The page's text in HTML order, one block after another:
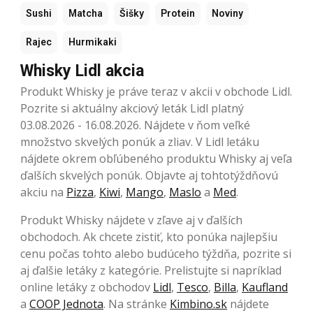
Sushi Matcha Šišky Protein Noviny
Rajec Hurmikaki
Whisky Lidl akcia
Produkt Whisky je práve teraz v akcii v obchode Lidl.
Pozrite si aktuálny akciový leták Lidl platný
03.08.2026 - 16.08.2026. Nájdete v ňom veľké
množstvo skvelých ponúk a zliav. V Lidl letáku
nájdete okrem obľúbeného produktu Whisky aj veľa
ďalších skvelých ponúk. Objavte aj tohtotýždňovú
akciu na Pizza, Kiwi, Mango, Maslo a Med.
Produkt Whisky nájdete v zľave aj v ďalších
obchodoch. Ak chcete zistiť, kto ponúka najlepšiu
cenu počas tohto alebo budúceho týždňa, pozrite si
aj ďalšie letáky z kategórie. Prelistujte si napríklad
online letáky z obchodov Lidl, Tesco, Billa, Kaufland
a COOP Jednota. Na stránke Kimbino.sk nájdete